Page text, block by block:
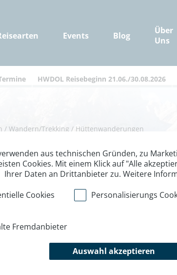
Events Blog
Über
Uns
HWDOL Reisebeginn 21.06./30.08.2026
/ Wandern/Trekking / Hüttenwanderungen
Höhenweg Nr. 1 von
aus technischen Gründen, zu
Cookies. Mit einem Klick auf "Alle
Ihrer Daten an Drittanbieter zu. Weitere
Cookies
Personalisierungs
Fremdanbieter
Auswahl akzeptieren